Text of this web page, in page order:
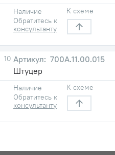
Наличие
Обратитесь к
консультанту
К схеме
10
700А.11.00.015
Штуцер
Наличие
Обратитесь к
консультанту
К схеме